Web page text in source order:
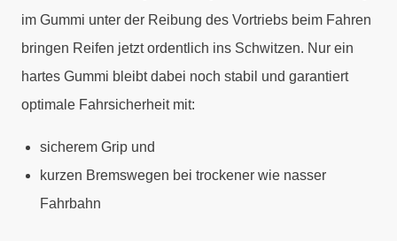
im Gummi unter der Reibung des Vortriebs beim Fahren
bringen Reifen jetzt ordentlich ins Schwitzen. Nur ein
hartes Gummi bleibt dabei noch stabil und garantiert
optimale Fahrsicherheit mit:
sicherem Grip und
kurzen Bremswegen bei trockener wie nasser
Fahrbahn